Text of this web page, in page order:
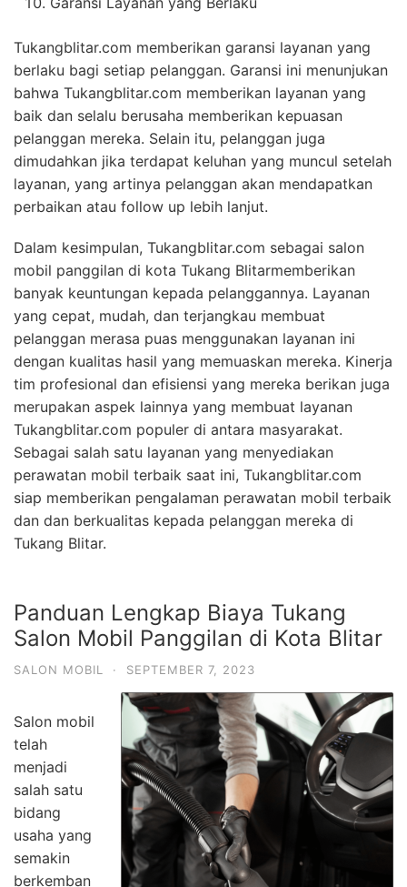
Tukangblitar.com memberikan garansi layanan yang
berlaku bagi setiap pelanggan. Garansi ini menunjukan
bahwa Tukangblitar.com memberikan layanan yang
baik dan selalu berusaha memberikan kepuasan
pelanggan mereka. Selain itu, pelanggan juga
dimudahkan jika terdapat keluhan yang muncul setelah
layanan, yang artinya pelanggan akan mendapatkan
perbaikan atau follow up lebih lanjut.
Dalam kesimpulan, Tukangblitar.com sebagai salon
mobil panggilan di kota Tukang Blitarmemberikan
banyak keuntungan kepada pelanggannya. Layanan
yang cepat, mudah, dan terjangkau membuat
pelanggan merasa puas menggunakan layanan ini
dengan kualitas hasil yang memuaskan mereka. Kinerja
tim profesional dan efisiensi yang mereka berikan juga
merupakan aspek lainnya yang membuat layanan
Tukangblitar.com populer di antara masyarakat.
Sebagai salah satu layanan yang menyediakan
perawatan mobil terbaik saat ini, Tukangblitar.com
siap memberikan pengalaman perawatan mobil terbaik
dan dan berkualitas kepada pelanggan mereka di
Tukang Blitar.
Panduan Lengkap Biaya Tukang
Salon Mobil Panggilan di Kota Blitar
SALON MOBIL · SEPTEMBER 7, 2023
Salon mobil
telah
menjadi
salah satu
bidang
usaha yang
semakin
berkemban